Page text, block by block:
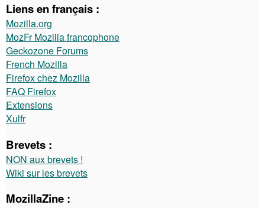
Liens en français :
Mozilla.org
MozFr Mozilla francophone
Geckozone Forums
French Mozilla
Firefox chez Mozilla
FAQ Firefox
Extensions
Xulfr
Brevets :
NON aux brevets !
Wiki sur les brevets
MozillaZine :